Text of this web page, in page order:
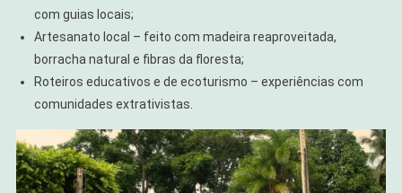
com guias locais;
Artesanato local – feito com madeira reaproveitada,
borracha natural e fibras da floresta;
Roteiros educativos e de ecoturismo – experiências com
comunidades extrativistas.